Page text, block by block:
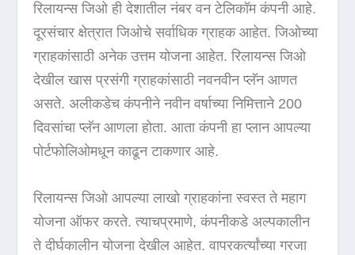
रिलायन्स जिओ ही देशातील नंबर वन टेलिकॉम कंपनी आहे.
दूरसंचार क्षेत्रात जिओचे सर्वाधिक ग्राहक आहेत. जिओच्या
ग्राहकांसाठी अनेक उत्तम योजना आहेत. रिलायन्स जिओ
देखील खास प्रसंगी ग्राहकांसाठी नवनवीन प्लॅन आणत
असते. अलीकडेच कंपनीने नवीन वर्षाच्या निमित्ताने 200
दिवसांचा प्लॅन आणला होता. आता कंपनी हा प्लान आपल्या
पोर्टफोलिओमधून काढून टाकणार आहे.
रिलायन्स जिओ आपल्या लाखो ग्राहकांना स्वस्त ते महाग
योजना ऑफर करते. त्याचप्रमाणे, कंपनीकडे अल्पकालीन
ते दीर्घकालीन योजना देखील आहेत. वापरकर्त्यांच्या गरजा